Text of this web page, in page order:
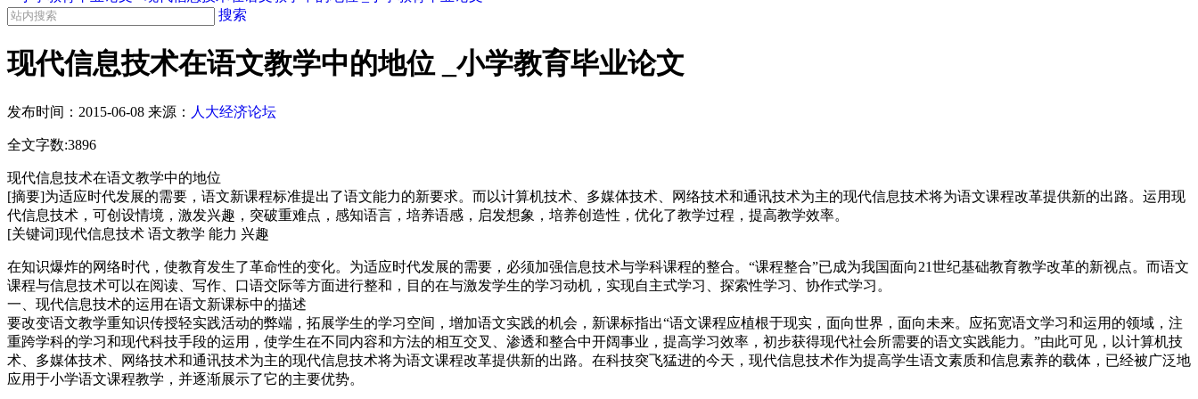
搜索
现代信息技术在语文教学中的地位 _小学教育毕业论文
发布时间： 2015-06-08 来源： 人大经济论坛
全文字数:3896
现代信息技术在语文教学中的地位
[摘要]为适应时代发展的需要，语文新课程标准提出了语文能力的新要求。而以计算机技术、多媒体技术、网络技术和通讯技术为主的现代信息技术将为语文课程改革提供新的出路。运用现
代信息技术，可创设情境，激发兴趣，突破重难点，感知语言，培养语感，启发想象，培养创造性，优化了教学过程，提高教学效率。
[关键词]现代信息技术 语文教学 能力 兴趣
在知识爆炸的网络时代，使教育发生了革命性的变化。为适应时代发展的需要，必须加强信息技术与学科课程的整合。“课程整合”已成为我国面向21世纪基础教育教学改革的新视点。而语文
课程与信息技术可以在阅读、写作、口语交际等方面进行整和，目的在与激发学生的学习动机，实现自主式学习、探索性学习、协作式学习。
一、现代信息技术的运用在语文新课标中的描述
要改变语文教学重知识传授轻实践活动的弊端，拓展学生的学习空间，增加语文实践的机会，新课标指出“语文课程应植根于现实，面向世界，面向未来。应拓宽语文学习和运用的领域，注
重跨学科的学习和现代科技手段的运用，使学生在不同内容和方法的相互交叉、渗透和整合中开阔事业，提高学习效率，初步获得现代社会所需要的语文实践能力。”由此可见，以计算机技
术、多媒体技术、网络技术和通讯技术为主的现代信息技术将为语文课程改革提供新的出路。在科技突飞猛进的今天，现代信息技术作为提高学生语文素质和信息素养的载体，已经被广泛地
应用于小学语文课程教学，并逐渐展示了它的主要优势。